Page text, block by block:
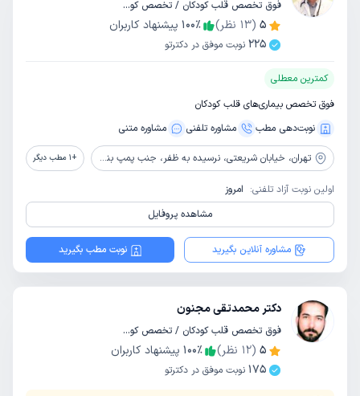
فوق تخصص قلب کودکان / تخصص کودکان و اطفال
5
(
13 نظر) 100٪
پیشنهاد کاربران
225 نوبت موفق در دکترتو
کمترین معطلی
فوق تخصص بیماری‌های قلب کودکان
نوبت‌دهی مطب
مشاوره‌ تلفنی مشاوره‌ متنی
تهران، خیابان شریعتی، نرسیده به ظفر، جنب پمپ بنزین، کوچه شواری، ساختمان پزشکان سینا، طبقه 2 +
1 مطب دیگر
اولین نوبت آزاد تلفنی: امروز
مشاهده پروفایل
مشاوره آنلاین بگیرید نوبت مطب بگیرید
دکتر محمدتقی مجنون
فوق تخصص قلب کودکان / تخصص کودکان و اطفال
5
(
12 نظر) 100٪
پیشنهاد کاربران
175 نوبت موفق در دکترتو